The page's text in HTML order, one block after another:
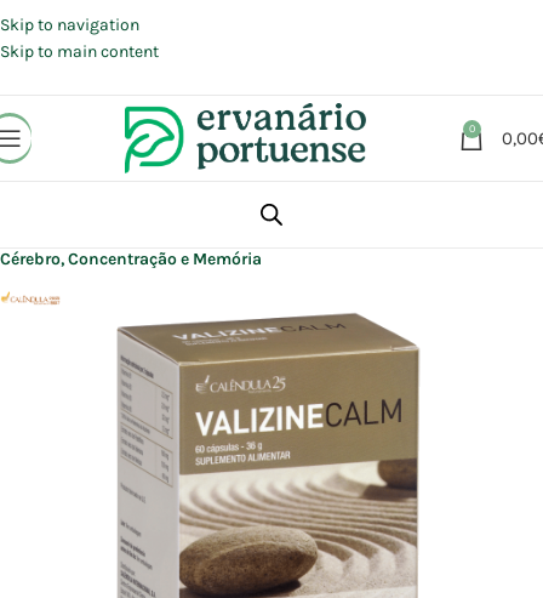
Skip to navigation
Skip to main content
0 0,00
Suplementos alimentares
Cérebro, Concentração e Memória